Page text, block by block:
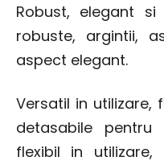
Robust, elegant
robuste, argintii,
aspect elegant.
Versatil in utilizare,
detasabile pentru
flexibil in